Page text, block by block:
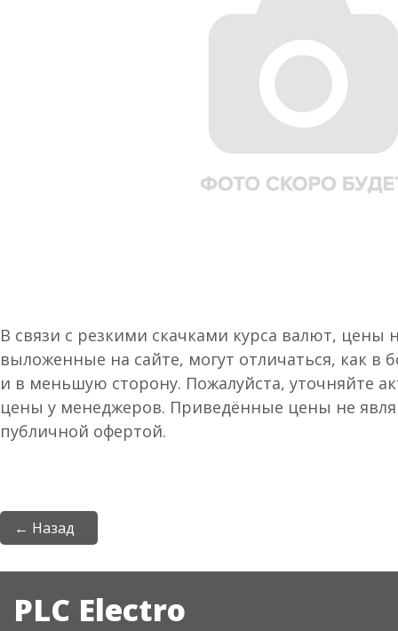
В связи с резкими скачками курса валют, цены
выложенные на сайте, могут отличаться, как в
и в меньшую сторону. Пожалуйста, уточняйте
цены у менеджеров. Приведённые цены не
публичной офертой.
← Назад
PLC Electro